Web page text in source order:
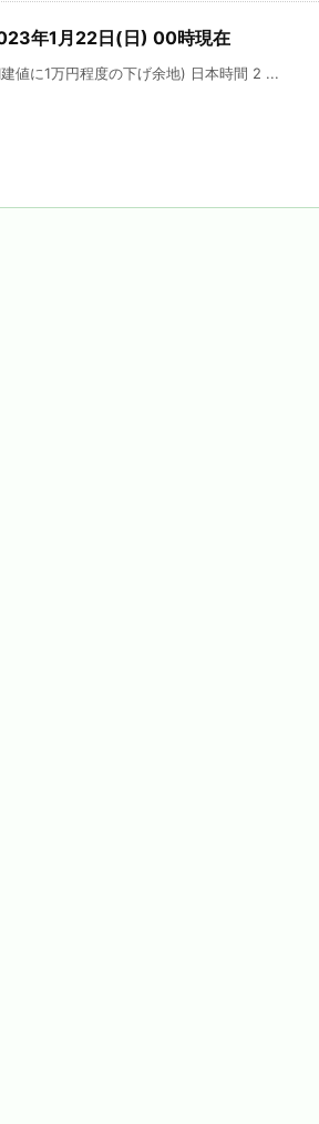
年1月22日(日) 00時現在
値に1万円程度の下げ余地) 日本時間 2 ...